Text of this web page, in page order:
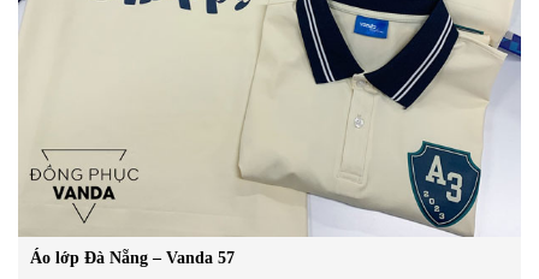
Áo lớp Đà Nẵng – Vanda 57